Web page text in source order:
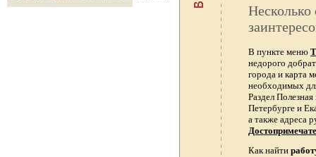
Несколько
В пункте меню
недорого
города и карта
необходимых
Раздел
Петербурге и
а также адреса
Как найти